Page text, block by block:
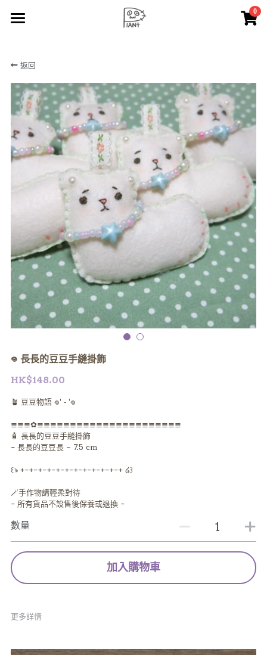
0
🧺 lAZy Q n BaBall
⁺. 𖧷 🍄‍🟫 mimigu 🍄‍🟫 𖧷 ⁺.
☁️ lAZy Q ooo
✏️ doodle
🎨 painting
✂️ lAZy Q CrAft
🛒 lAZy Q PlANt shop
🔆 notice
搜索
返回
𖦹‎‎ 長長的豆豆手縫掛飾
HK$148.00
🪴 豆豆物語 𖦹‎' ‐ '𖦹‎‎
≣≣≣✿≣≣≣≣≣≣≣≣≣≣≣≣≣≣≣≣≣≣≣≣≣≣
🧴 長長的豆豆手縫掛飾
- 長長的豆豆長 ~ 7.5 cm
꒰ঌ +-+-+-+-+-+-+-+-+-+-+-+ ໒꒱
🪄手作物請輕柔對待
- 所有貨品不設售後保養或退換 -
數量
加入購物車
更多詳情
×
商品分類
所有商品分類